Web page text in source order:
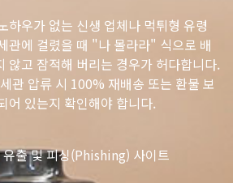
하우가 없는 신생 업체나 먹튀형 유령
관에 걸렸을 때 "나 몰라라" 식으로 배
않고 잠적해 버리는 경우가 허다합니다.
관 압류 시 100% 재배송 또는 환불 보
어 있는지 확인해야 합니다.
출 및 피싱(Phishing) 사이트